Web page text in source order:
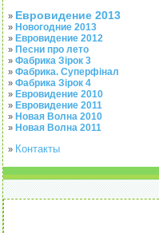
» Евровидение 2013
» Новогодние 2013
» Евровидение 2012
» Песни про лето
» Фабрика Зірок 3
» Фабрика. Суперфінал
» Фабрика Зірок 4
» Евровидение 2010
» Евровидение 2011
» Новая Волна 2010
» Новая Волна 2011
» Контакты